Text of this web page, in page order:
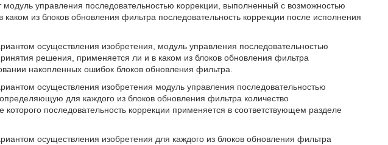
управления последовательностью коррекции, выполненный с возможностью
из блоков обновления фильтра последовательность коррекции после исполнения
осуществления изобретения, модуль управления последовательностью
решения, применяется ли и в каком из блоков обновления фильтра
накопленных ошибок блоков обновления фильтра.
осуществления изобретения модуль управления последовательностью
для каждого из блоков обновления фильтра количество
которого последовательность коррекции применяется в соответствующем разделе
осуществления изобретения для каждого из блоков обновления фильтра